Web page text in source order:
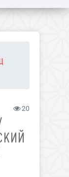
20